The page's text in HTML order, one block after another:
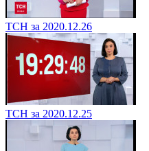
ТСН за 2020.12.26
ТСН за 2020.12.25